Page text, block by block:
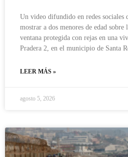
Un video difundido en redes sociales
mostrar a dos menores de edad
ventana protegida con rejas en una
Pradera 2, en el municipio de Santa
LEER MÁS »
agosto 5, 2026